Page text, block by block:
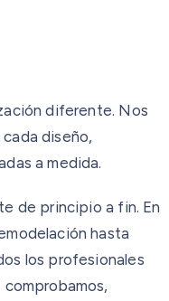
diferente. Nos
diseño,
a medida.
de principio a fin. En
hasta
los profesionales